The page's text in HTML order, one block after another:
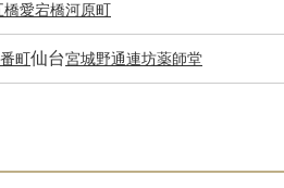
橋愛宕橋河原町
町仙台宮城野通連坊薬師堂